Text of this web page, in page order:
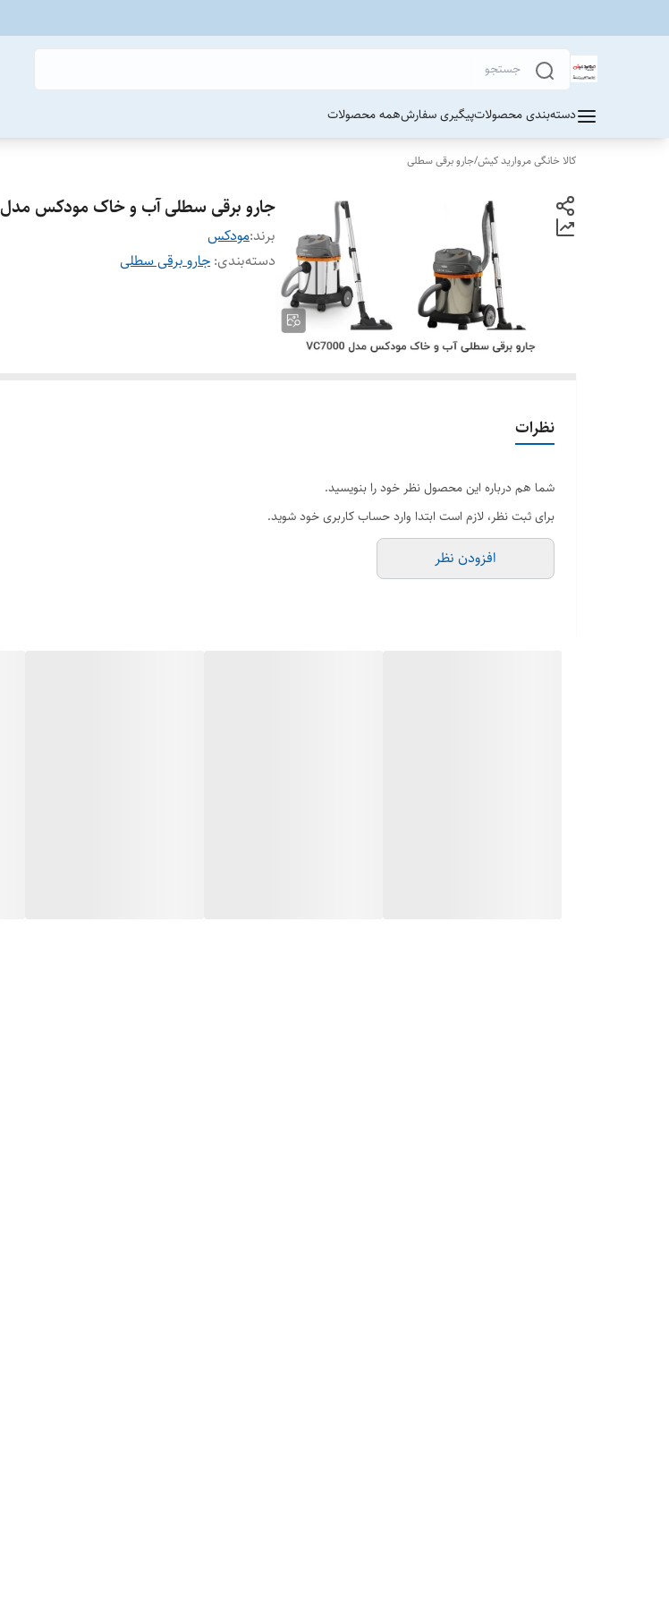
دسته‌بندی محصولاتپیگیری سفارشهمه محصولات
کالا خانگی مروارید کیش/جارو برقی سطلی
جارو برقی سطلی آب و خاک مودکس مدل VC7000
برند:مودکس
دسته‌بندی: جارو برقی سطلی
نظرات
شما هم درباره این محصول نظر خود را بنویسید.
برای ثبت نظر، لازم است ابتدا وارد حساب کاربری خود شوید.
افزودن نظر